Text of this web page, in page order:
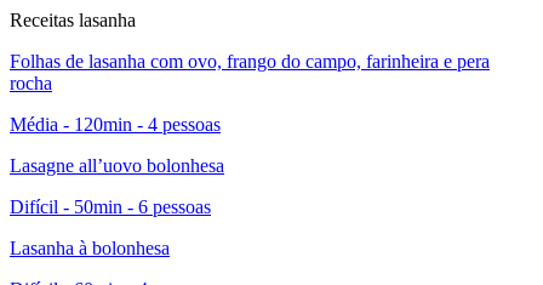
Receitas lasanha
Folhas de lasanha com ovo, frango do campo, farinheira e pera
rocha
Média - 120min - 4 pessoas
Lasagne all’uovo bolonhesa
Difícil - 50min - 6 pessoas
Lasanha à bolonhesa